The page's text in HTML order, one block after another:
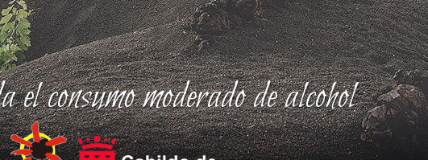
el consumo moderado de alcohol